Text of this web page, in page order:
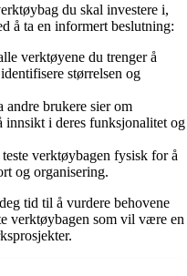
du skal investere i,
å ta en informert beslutning:
verktøyene du trenger å
størrelsen og
andre brukere sier om
i deres funksjonalitet og
verktøybagen fysisk for å
og organisering.
tid til å vurdere behovene
verktøybagen som vil være en